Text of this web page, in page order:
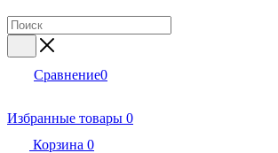
Сравнение0
Избранные товары 0
Корзина 0